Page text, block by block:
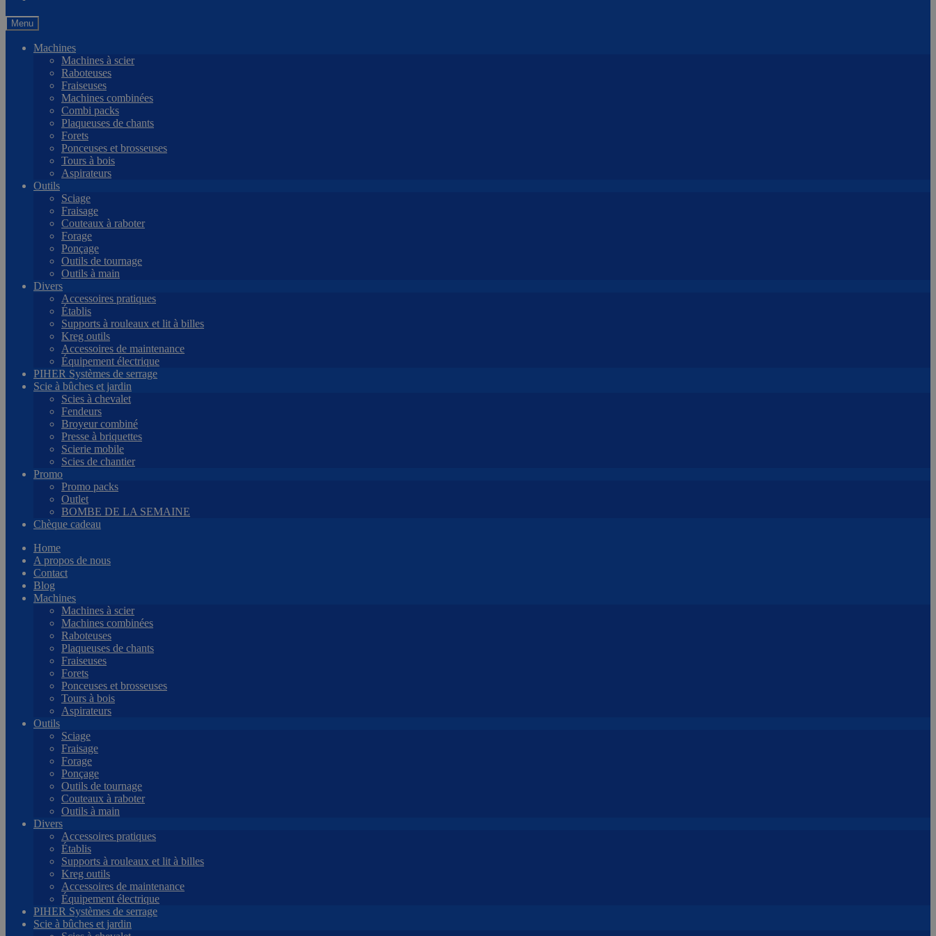
Menu
Machines
Machines à scier
Raboteuses
Fraiseuses
Machines combinées
Combi packs
Plaqueuses de chants
Forets
Ponceuses et brosseuses
Tours à bois
Aspirateurs
Outils
Sciage
Fraisage
Couteaux à raboter
Forage
Ponçage
Outils de tournage
Outils à main
Divers
Accessoires pratiques
Établis
Supports à rouleaux et lit à billes
Kreg outils
Accessoires de maintenance
Équipement électrique
PIHER Systèmes de serrage
Scie à bûches et jardin
Scies à chevalet
Fendeurs
Broyeur combiné
Presse à briquettes
Scierie mobile
Scies de chantier
Promo
Promo packs
Outlet
BOMBE DE LA SEMAINE
Chèque cadeau
Home
A propos de nous
Contact
Blog
Machines
Machines à scier
Machines combinées
Raboteuses
Plaqueuses de chants
Fraiseuses
Forets
Ponceuses et brosseuses
Tours à bois
Aspirateurs
Outils
Sciage
Fraisage
Forage
Ponçage
Outils de tournage
Couteaux à raboter
Outils à main
Divers
Accessoires pratiques
Établis
Supports à rouleaux et lit à billes
Kreg outils
Accessoires de maintenance
Équipement électrique
PIHER Systèmes de serrage
Scie à bûches et jardin